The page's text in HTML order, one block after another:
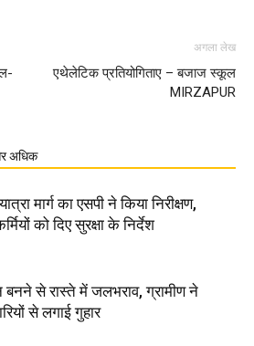
अगला लेख
एथेलेटिक प्रतियोगिताए – बजाज स्कूल
MIRZAPUR
अधिक
मार्ग का एसपी ने किया निरीक्षण,
को दिए सुरक्षा के निर्देश
बनने से रास्ते में जलभराव, ग्रामीण ने
से लगाई गुहार